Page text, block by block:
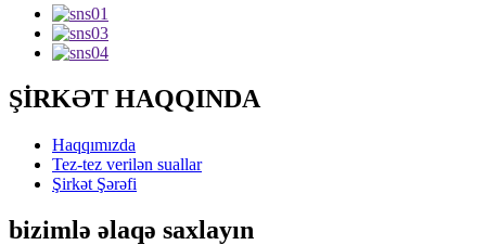
ŞİRKƏT HAQQINDA
Haqqımızda
Tez-tez verilən suallar
Şirkət Şərəfi
bizimlə əlaqə saxlayın